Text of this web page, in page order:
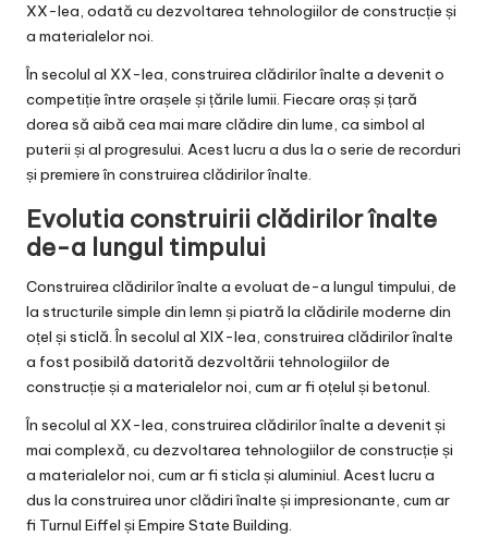
XX-lea, odată cu dezvoltarea tehnologiilor de construcție și
a materialelor noi.
În secolul al XX-lea, construirea clădirilor înalte a devenit o
competiție între orașele și țările lumii. Fiecare oraș și țară
dorea să aibă cea mai mare clădire din lume, ca simbol al
puterii și al progresului. Acest lucru a dus la o serie de recorduri
și premiere în construirea clădirilor înalte.
Evolutia construirii clădirilor înalte
de-a lungul timpului
Construirea clădirilor înalte a evoluat de-a lungul timpului, de
la structurile simple din lemn și piatră la clădirile moderne din
oțel și sticlă. În secolul al XIX-lea, construirea clădirilor înalte
a fost posibilă datorită dezvoltării tehnologiilor de
construcție și a materialelor noi, cum ar fi oțelul și betonul.
În secolul al XX-lea, construirea clădirilor înalte a devenit și
mai complexă, cu dezvoltarea tehnologiilor de construcție și
a materialelor noi, cum ar fi sticla și aluminiul. Acest lucru a
dus la construirea unor clădiri înalte și impresionante, cum ar
fi Turnul Eiffel și Empire State Building.